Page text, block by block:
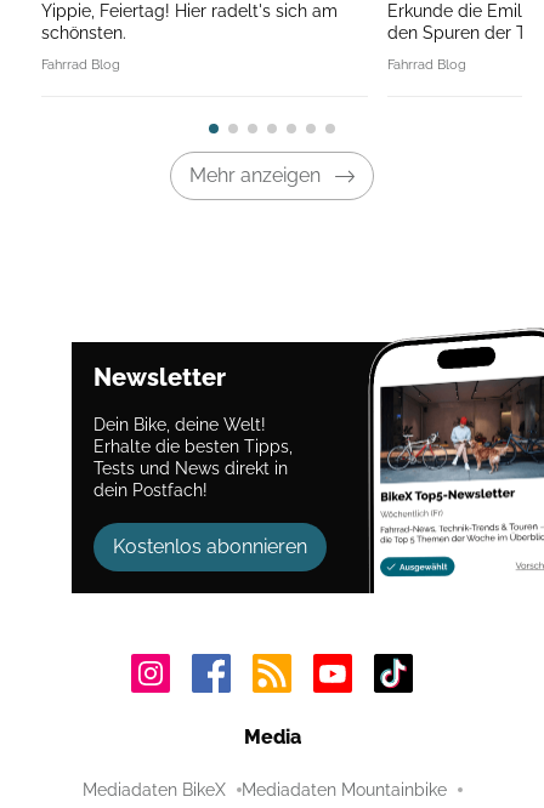
Yippie, Feiertag! Hier radelt's sich am
schönsten.
Fahrrad Blog
Erkunde die
den Spuren der
Fahrrad Blog
Mehr anzeigen
Newsletter
Dein Bike, deine Welt!
Erhalte die besten Tipps,
Tests und News direkt in
dein Postfach!
Kostenlos abonnieren
Media
Mediadaten BikeX Mediadaten Mountainbike